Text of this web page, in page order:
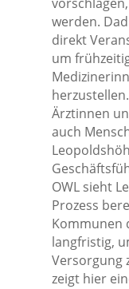
werden.
direkt
um
Ärztinnen
auch
OWL sieht
Prozess
Kommunen
langfristig,
Versorgung
zeigt hier